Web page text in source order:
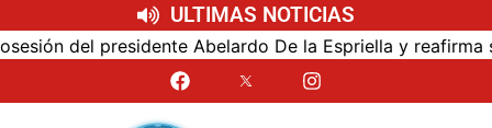
ULTIMAS NOTICIAS
presidente Abelardo De la Espriella y reafirma su